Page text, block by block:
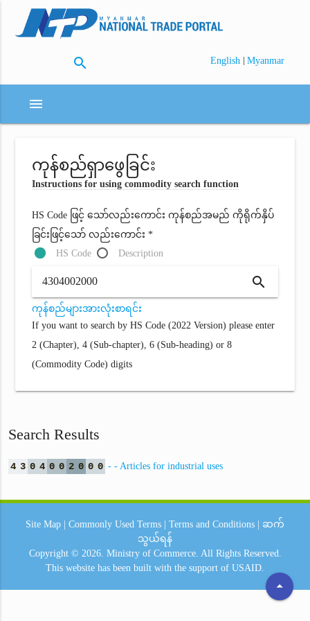
search English | Myanmar
menu
ကုန်စည်ရှာဖွေခြင်း
Instructions for using commodity search function
HS Code ဖြင့် သော်လည်းကောင်း ကုန်စည်အမည် ကိုရိုက်နှိပ်
ခြင်းဖြင့်သော် လည်းကောင်း *
HS Code
Description
search
ကုန်စည်များအားလုံးစာရင်း
If you want to search by HS Code (2022 Version) please enter
2 (Chapter), 4 (Sub-chapter), 6 (Sub-heading) or 8
(Commodity Code) digits
Search Results
4 3 0 4 0 0 2 0 0 0 - - Articles for industrial uses
arrow_drop_up
Site Map Commonly Used Terms Terms and Conditions
ဆက်
သွယ်ရန်
Copyright © 2026. Ministry of Commerce. All Rights Reserved.
This website has been built with the support of USAID.